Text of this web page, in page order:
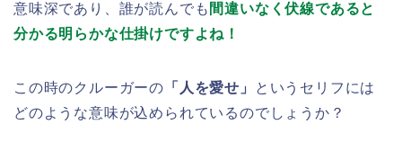
意味深であり、誰が読んでも 間違いなく伏線であると
分かる明らかな仕掛けですよね！
この時のクルーガーの 「人を愛せ」
というセリフには
どのような意味が込められているのでしょうか？